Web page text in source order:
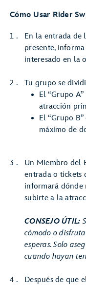
Cómo Usar Rider
En la entrada de
presente,
interesado en la
Tu grupo se
El “Grupo
atracción
El “Grupo
máximo de
Un Miembro del
entrada o tickets
informará dónde
subirte a la
CONSEJO ÚTIL:
cómodo o
esperas. Solo
cuando hayan
Después de que